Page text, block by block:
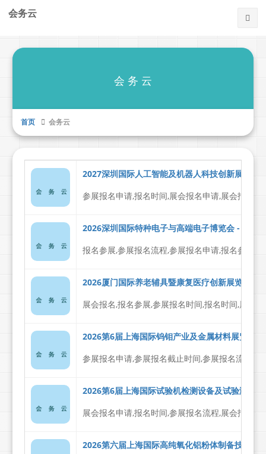
会务云
会 务 云
首页 会务云
2027深圳国际人工智能及机器人科技创新展览会
参展报名申请,报名时间,展会报名申请,展会报名
2026深圳国际特种电子与高端电子博览会 - 深圳
2026厦门国际养老辅具暨康复医疗创新展览会 -
展会报名,报名参展,参展报名时间,报名时间,展会
2026第6届上海国际钨钼产业及金属材料展览会 -
参展报名申请,参展报名截止时间,参展报名流程
2026第6届上海国际试验机检测设备及试验测试
展会报名申请,报名时间,参展报名流程,展会报名
2026第六届上海国际高纯氧化铝粉体制备技术及